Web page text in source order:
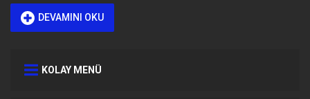
DEVAMINI OKU
KOLAY MENÜ